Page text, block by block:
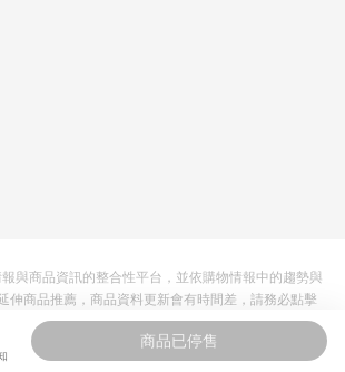
商品已停售
與商品資訊的整合性平台，並依購物情報中的趨勢與
伸商品推薦，商品資料更新會有時間差，請務必點擊
確認現售價與購物條件，一切資訊以合作廠商網頁為